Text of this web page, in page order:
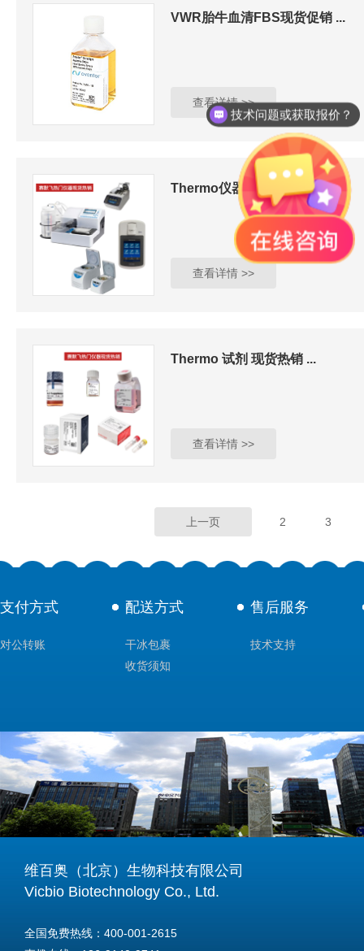
VWR胎牛血清FBS现货促销 ...
查看详情 >>
Thermo仪器现货热销 | ...
查看详情 >>
Thermo 试剂 现货热销 ...
查看详情 >>
上一页 2 3
支付方式
对公转账
配送方式
干冰包裹
收货须知
售后服务
技术支持
维百奥（北京）生物科技有限公司
Vicbio Biotechnology Co., Ltd.
全国免费热线：400-001-2615
技术问题或获取报价？